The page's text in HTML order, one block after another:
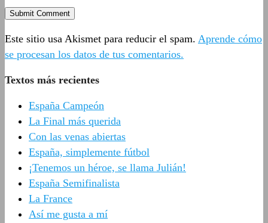
Este sitio usa Akismet para reducir el spam. Aprende cómo
se procesan los datos de tus comentarios.
Textos más recientes
España Campeón
La Final más querida
Con las venas abiertas
España, simplemente fútbol
¡Tenemos un héroe, se llama Julián!
España Semifinalista
La France
Así me gusta a mí